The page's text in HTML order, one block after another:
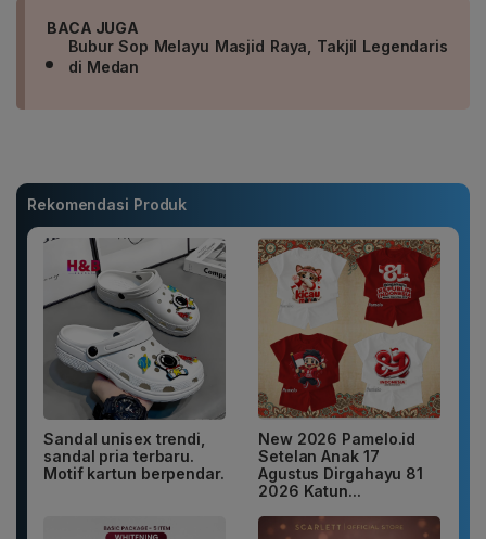
BACA JUGA
Bubur Sop Melayu Masjid Raya, Takjil Legendaris
di Medan
Rekomendasi Produk
Sandal unisex trendi,
sandal pria terbaru.
Motif kartun berpendar.
New 2026 Pamelo.id
Setelan Anak 17
Agustus Dirgahayu 81
2026 Katun...